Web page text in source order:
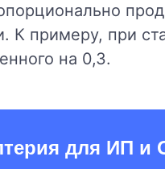
К примеру, при
на 0,3.
для ИП и